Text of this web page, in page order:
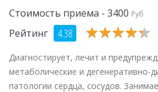
Стоимость приема - 3400 Руб
Рейтинг 4.38 ★★★★★
★★★★★
Диагностирует, лечит и
метаболические и дегенеративно-
патологии сердца, сосудов.